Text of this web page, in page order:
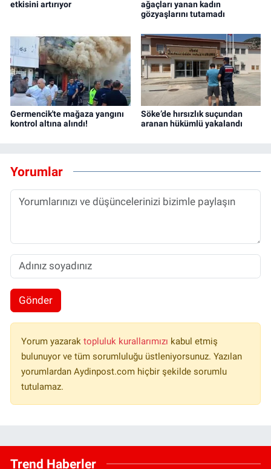
etkisini artırıyor
ağaçları yanan kadın
gözyaşlarını tutamadı
Germencik'te mağaza yangını
kontrol altına alındı!
Söke’de hırsızlık suçundan
aranan hükümlü yakalandı
Yorumlar
Gönder
Yorum yazarak topluluk kurallarımızı kabul etmiş
bulunuyor ve tüm sorumluluğu üstleniyorsunuz. Yazılan
yorumlardan Aydinpost.com hiçbir şekilde sorumlu
tutulamaz.
Trend Haberler